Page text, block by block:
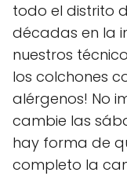
todo el distrito
décadas en la
nuestros
los colchones
alérgenos! No
cambie las
hay forma de
completo la